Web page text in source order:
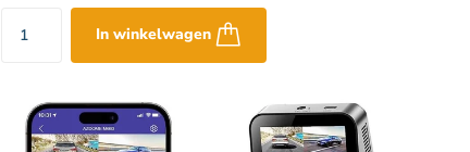
In winkelwagen